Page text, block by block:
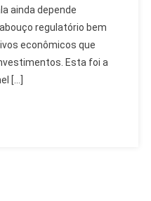
ainda depende
regulatório bem
econômicos que
Esta foi a
[…]